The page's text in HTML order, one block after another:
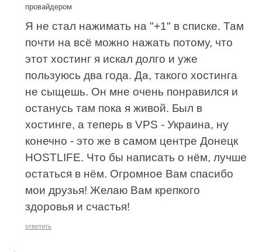
провайдером
Я не стал нажимать на "+1" в списке. Там
почти на всё можно нажать потому, что
этот хостинг я искал долго и уже
пользуюсь два года. Да, такого хостинга
не сыщешь. Он мне очень понравился и
останусь там пока я живой. Был в
хостинге, а теперь в VPS - Украина, ну
конечно - это же в самом центре Донецк
HOSTLIFE. Что бы написать о нём, лучше
остаться в нём. Огромное Вам спасибо
мои друзья! Желаю Вам крепкого
здоровья и счастья!
ответить